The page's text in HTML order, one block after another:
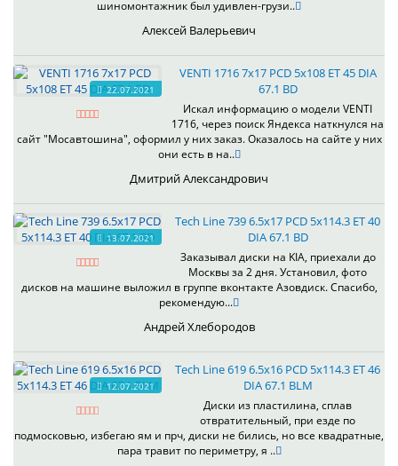
шиномонтажник был удивлен-грузи..
Алексей Валерьевич
22.07.2021
VENTI 1716 7x17 PCD 5x108 ET 45 DIA
67.1 BD
Искал информацию о модели VENTI
1716, через поиск Яндекса наткнулся на
сайт "Мосавтошина", оформил у них заказ. Оказалось на сайте у них
они есть в на..
Дмитрий Александрович
13.07.2021
Tech Line 739 6.5x17 PCD 5x114.3 ET 40
DIA 67.1 BD
Заказывал диски на KIA, приехали до
Москвы за 2 дня. Установил, фото
дисков на машине выложил в группе вконтакте Азовдиск. Спасибо,
рекомендую...
Андрей Хлебородов
12.07.2021
Tech Line 619 6.5x16 PCD 5x114.3 ET 46
DIA 67.1 BLM
Диски из пластилина, сплав
отвратительный, при езде по
подмосковью, избегаю ям и прч, диски не бились, но все квадратные,
пара травит по периметру, я ..